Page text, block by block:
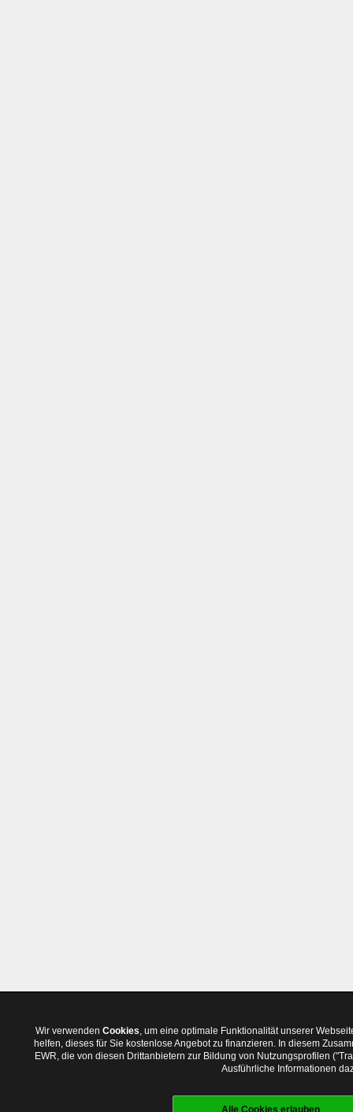
Wir verwenden Cookies, um eine optimale Funktionalität unserer
helfen, dieses für Sie kostenlose Angebot zu finanzieren. In diesem
EWR, die von diesen Drittanbietern zur Bildung von Nutzungsprofilen
Ausführliche Informationen
Alle Cookies erlauben